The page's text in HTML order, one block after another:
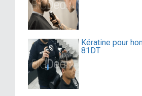
Kératine pour
81DT